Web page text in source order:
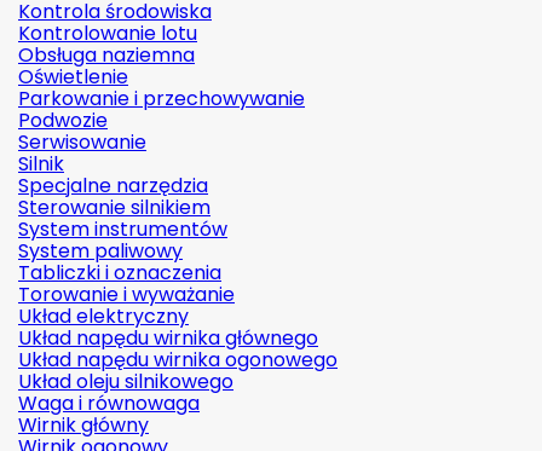
Kontrola środowiska
Kontrolowanie lotu
Obsługa naziemna
Oświetlenie
Parkowanie i przechowywanie
Podwozie
Serwisowanie
Silnik
Specjalne narzędzia
Sterowanie silnikiem
System instrumentów
System paliwowy
Tabliczki i oznaczenia
Torowanie i wyważanie
Układ elektryczny
Układ napędu wirnika głównego
Układ napędu wirnika ogonowego
Układ oleju silnikowego
Waga i równowaga
Wirnik główny